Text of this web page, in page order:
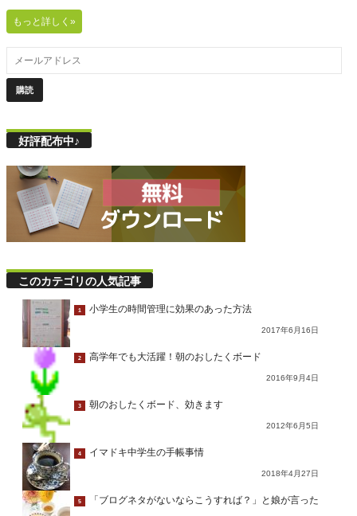
もっと詳しく»
好評配布中♪
このカテゴリの人気記事
1 小学生の時間管理に効果のあった方法
2017年6月16日
2 高学年でも大活躍！朝のおしたくボード
2016年9月4日
3 朝のおしたくボード、効きます
2012年6月5日
4 イマドキ中学生の手帳事情
2018年4月27日
5 「ブログネタがないならこうすれば？」と娘が言った